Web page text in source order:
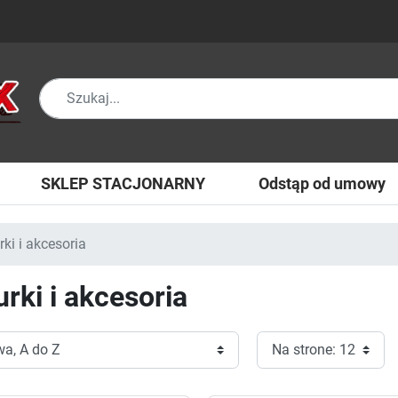
SKLEP STACJONARNY Odstąp od umowy
i akcesoria
i akcesoria